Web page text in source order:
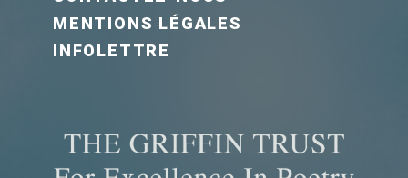
MENTIONS LÉGALES
INFOLETTRE